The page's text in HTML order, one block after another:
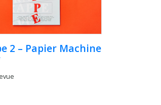
2 – Papier Machine